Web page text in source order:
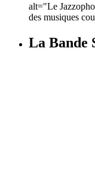
alt="Le
des musiques
La Bande